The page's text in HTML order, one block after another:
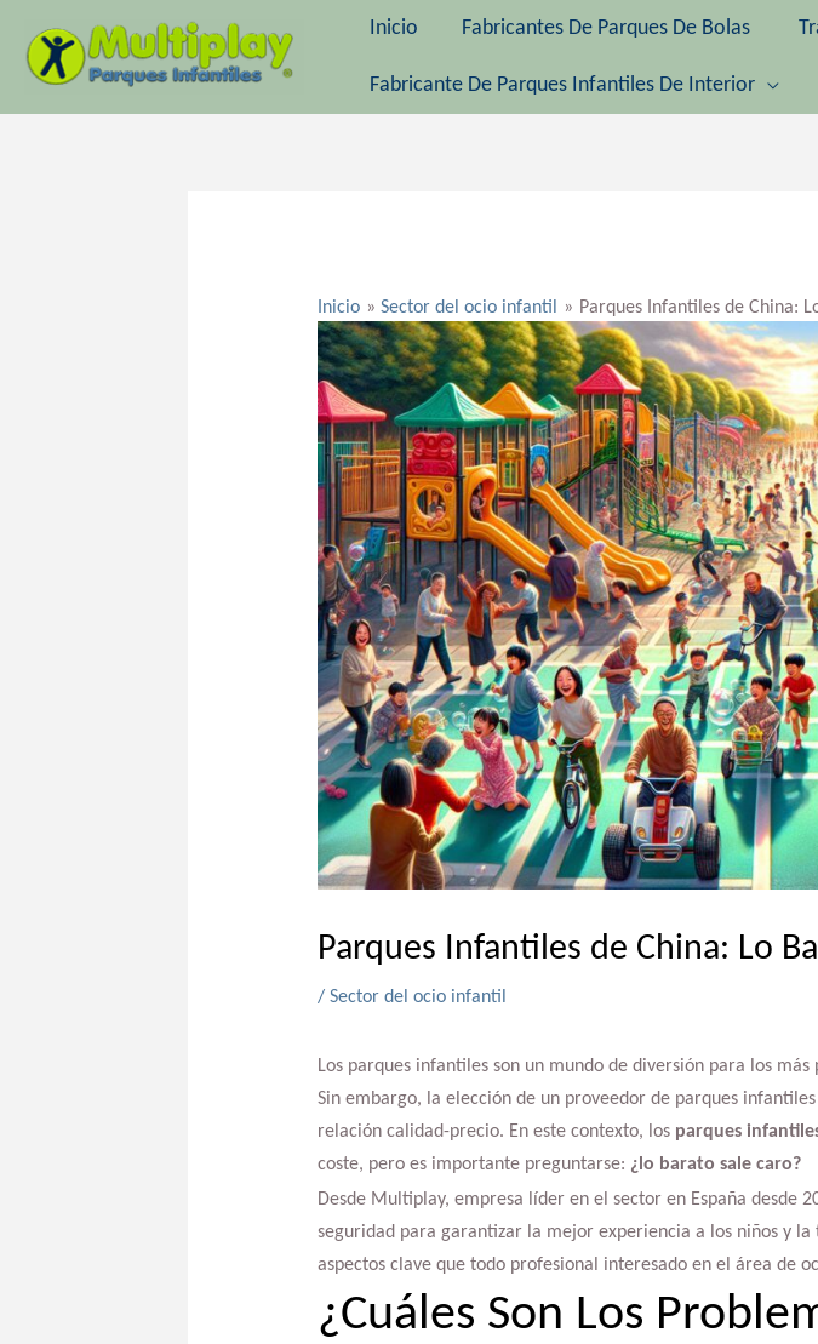
contenido
Inicio Fabricantes De Parques De Bolas
Fabricante De Parques Infantiles De Interior
Inicio Sector del ocio infantil Parques Infantiles de China:
Parques Infantiles de China: Lo
/ Sector del ocio infantil
Los parques infantiles son un mundo de diversión para los
Sin embargo, la elección de un proveedor de parques
relación calidad-precio. En este contexto, los parques
coste, pero es importante preguntarse: ¿lo barato sale caro?
Desde Multiplay, empresa líder en el sector en España desde
seguridad para garantizar la mejor experiencia a los niños y
aspectos clave que todo profesional interesado en el área de
¿Cuáles Son Los